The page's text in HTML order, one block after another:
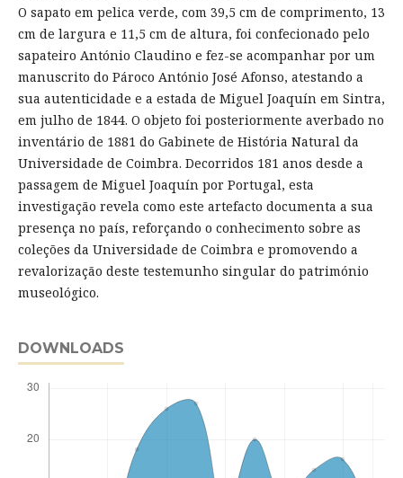
O sapato em pelica verde, com 39,5 cm de comprimento, 13
cm de largura e 11,5 cm de altura, foi confecionado pelo
sapateiro António Claudino e fez-se acompanhar por um
manuscrito do Pároco António José Afonso, atestando a
sua autenticidade e a estada de Miguel Joaquín em Sintra,
em julho de 1844. O objeto foi posteriormente averbado no
inventário de 1881 do Gabinete de História Natural da
Universidade de Coimbra. Decorridos 181 anos desde a
passagem de Miguel Joaquín por Portugal, esta
investigação revela como este artefacto documenta a sua
presença no país, reforçando o conhecimento sobre as
coleções da Universidade de Coimbra e promovendo a
revalorização deste testemunho singular do património
museológico.
DOWNLOADS